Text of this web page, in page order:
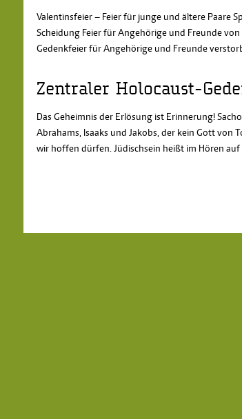
Valentinsfeier – Feier für junge und ältere Paare
Scheidung Feier für Angehörige und Freunde
Gedenkfeier für Angehörige und Freunde
Zentraler Holocaust-
Das Geheimnis der Erlösung ist Erinnerung!
Abrahams, Isaaks und Jakobs, der kein Gott von
wir hoffen dürfen. Jüdischsein heißt im Hören auf